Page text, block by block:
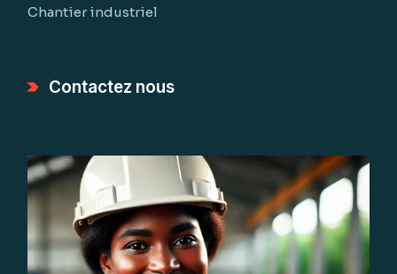
Chantier industriel
Contactez nous